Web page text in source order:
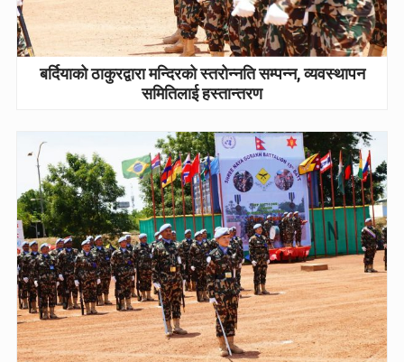
बर्दियाको ठाकुरद्वारा मन्दिरको स्तरोन्नति सम्पन्न, व्यवस्थापन
समितिलाई हस्तान्तरण